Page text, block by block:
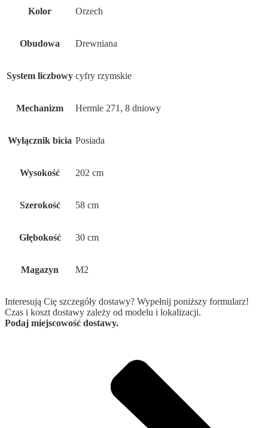
Kolor Orzech
Obudowa Drewniana
System liczbowy cyfry rzymskie
Mechanizm Hermle 271, 8 dniowy
Wyłącznik bicia Posiada
Wysokość 202 cm
Szerokość 58 cm
Głębokość 30 cm
Magazyn M2
Interesują Cię szczegóły dostawy? Wypełnij poniższy formularz!
Czas i koszt dostawy zależy od modelu i lokalizacji.
Podaj miejscowość dostawy.